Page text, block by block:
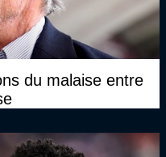
du malaise entre